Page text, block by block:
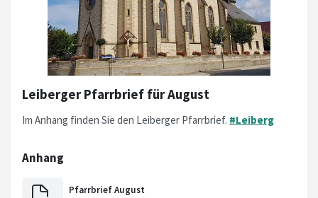
Leiberger Pfarrbrief für August
Im Anhang finden Sie den Leiberger Pfarrbrief. #Leiberg